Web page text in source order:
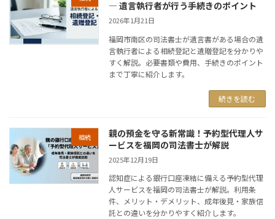
― 遺言執行者が行う手続きのポイント
2026年1月21日
福岡市南区の司法書士が遺言書がある場合の遺
言執行者による相続登記と遺贈登記を分かりや
すく解説。必要書類や費用、手続きのポイント
まで丁寧に紹介します。
続きを読む
相続
親の預金を守る新常識！予約型代理人サ
ービスを福岡の司法書士が解説
2025年12月19日
認知症による銀行口座凍結に備える予約型代理
人サービスを福岡の司法書士が解説。利用条
件、メリット・デメリット、成年後見・家族信
託との違いを分かりやすく紹介します。